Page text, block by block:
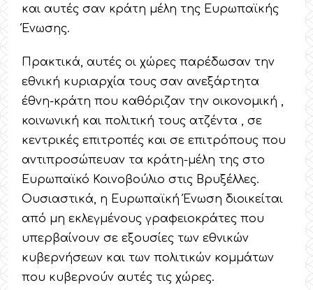
και αυτές σαν κράτη μέλη της Ευρωπαϊκής
Ένωσης.
Πρακτικά, αυτές οι χώρες παρέδωσαν την
εθνική κυριαρχία τους σαν ανεξάρτητα
έθνη-κράτη που καθόριζαν την οικονομική ,
κοινωνική και πολιτική τους ατζέντα , σε
κεντρικές επιτροπές και σε επιτρόπους που
αντιπροσώπευαν τα κράτη-μέλη της στο
Ευρωπαϊκό Κοινοβούλιο στις Βρυξέλλες.
Ουσιαστικά, η Ευρωπαϊκή Ένωση διοικείται
από μη εκλεγμένους γραφειοκράτες που
υπερβαίνουν σε εξουσίες των εθνικών
κυβερνήσεων και των πολιτικών κομμάτων
που κυβερνούν αυτές τις χώρες.